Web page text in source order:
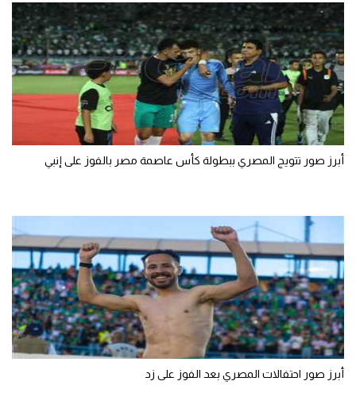
أبرز صور تتويج المصري ببطولة كأس عاصمة مصر بالفوز على إنبي
أبرز صور احتفالات المصري بعد الفوز على زد